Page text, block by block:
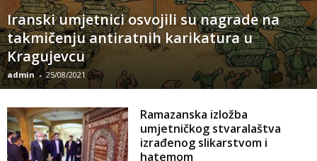
Iranski umjetnici osvojili su nagrade na
takmičenju antiratnih karikatura u
Kragujevcu
admin - 25/08/2021
Ramazanska izložba
umjetničkog stvaralaštva
izrađenog slikarstvom i
hatemom